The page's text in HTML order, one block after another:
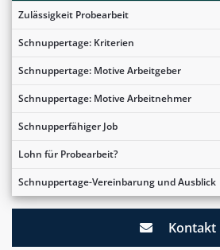
Zulässigkeit Probearbeit
Schnuppertage: Kriterien
Schnuppertage: Motive Arbeitgeber
Schnuppertage: Motive Arbeitnehmer
Schnupperfähiger Job
Lohn für Probearbeit?
Schnuppertage-Vereinbarung und Ausblick
Kontakt